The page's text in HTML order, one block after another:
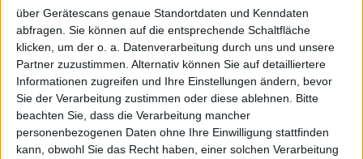
über Gerätescans genaue Standortdaten und Kenndaten
abfragen. Sie können auf die entsprechende Schaltfläche
klicken, um der o. a. Datenverarbeitung durch uns und unsere
Partner zuzustimmen. Alternativ können Sie auf detailliertere
Informationen zugreifen und Ihre Einstellungen ändern, bevor
Sie der Verarbeitung zustimmen oder diese ablehnen.
Bitte
beachten Sie, dass die Verarbeitung mancher
personenbezogenen Daten ohne Ihre Einwilligung stattfinden
kann, obwohl Sie das Recht haben, einer solchen Verarbeitung
ein Ohr riskieren.
Zur Startseite
29.11.2012